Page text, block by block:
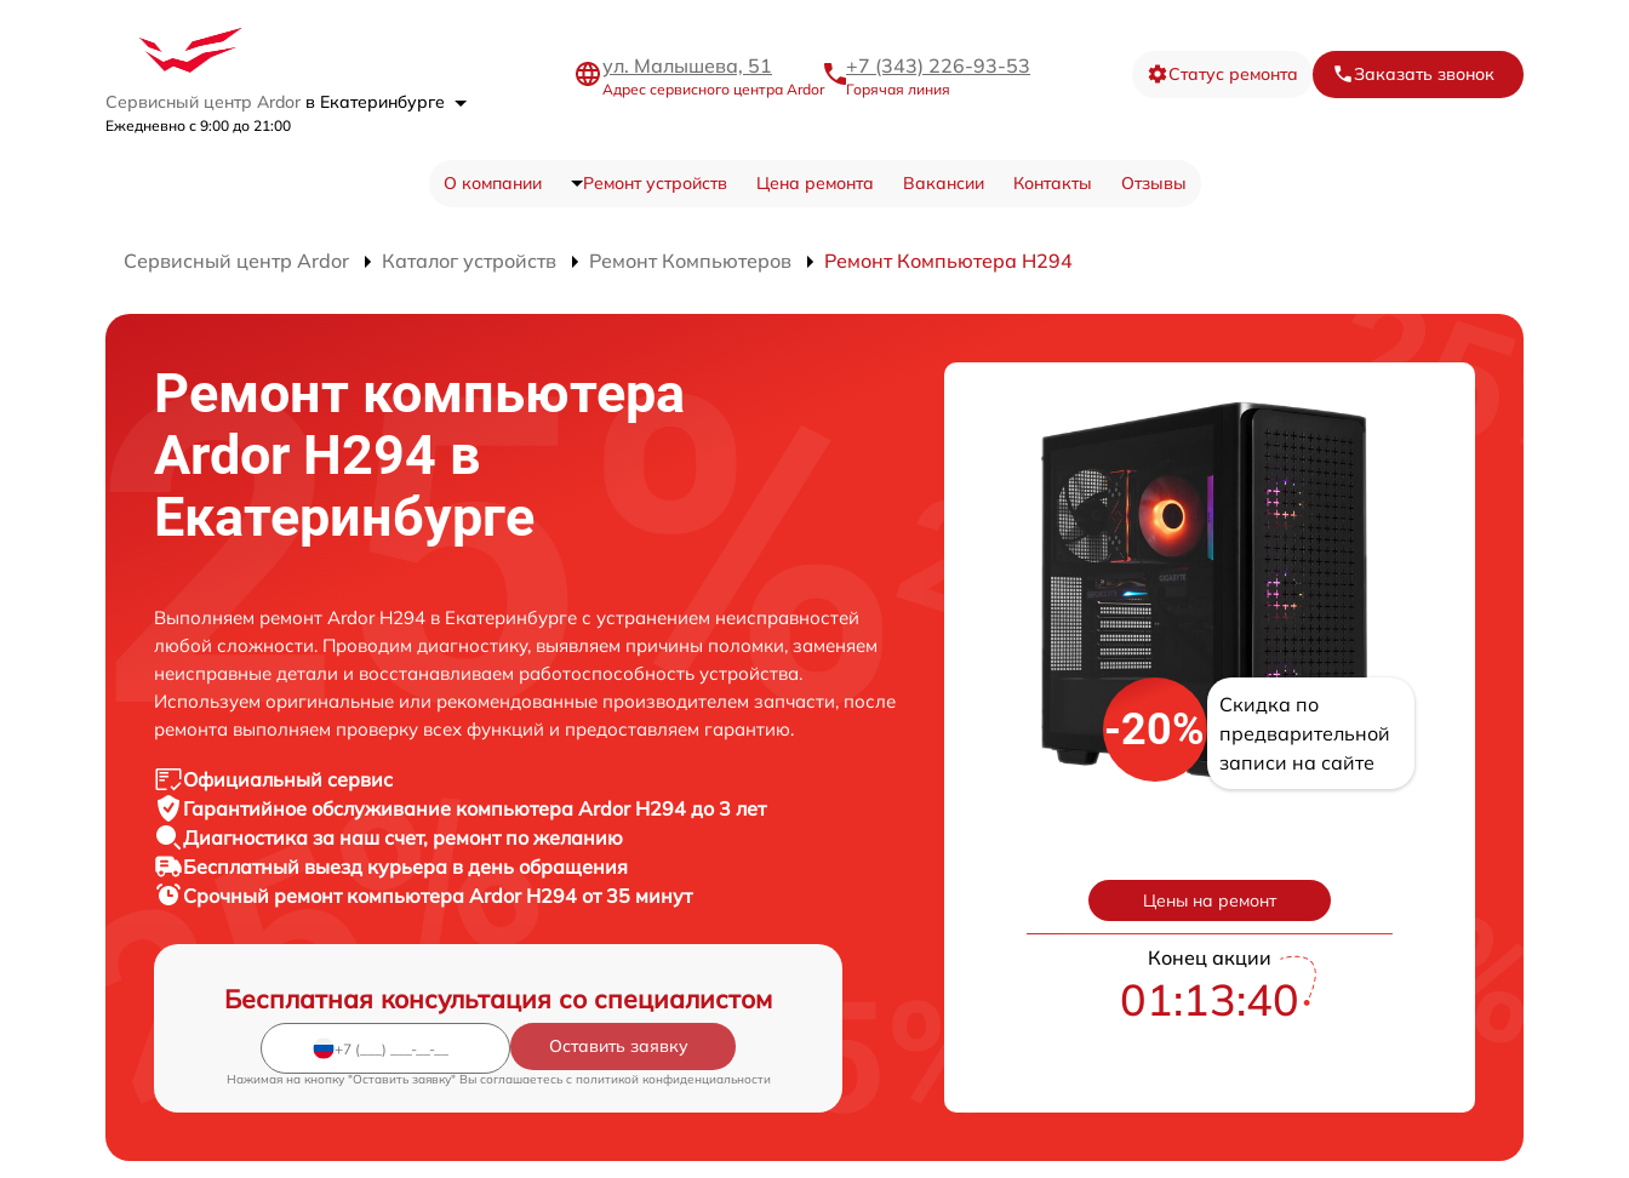
Сервисный центр Ardor в Екатеринбурге
Ежедневно с 9:00 до 21:00
ул. Малышева, 51
Адрес сервисного центра Ardor
+7 (343) 226-93-53
Горячая линия
Статус ремонта Заказать звонок
О компании Ремонт устройств Цена ремонта Вакансии Контакты Отзывы
Сервисный центр Ardor Каталог устройств Ремонт Компьютеров Ремонт Компьютера H294
Ремонт компьютера
Ardor H294 в
Екатеринбурге
Выполняем ремонт Ardor H294 в Екатеринбурге с устранением неисправностей
любой сложности. Проводим диагностику, выявляем причины поломки, заменяем
неисправные детали и восстанавливаем работоспособность устройства.
Используем оригинальные или рекомендованные производителем запчасти, после
ремонта выполняем проверку всех функций и предоставляем гарантию.
Официальный сервис
Гарантийное обслуживание компьютера Ardor H294 до 3 лет
Диагностика за наш счет, ремонт по желанию
Бесплатный выезд курьера в день обращения
Срочный ремонт компьютера Ardor H294 от 35 минут
Бесплатная консультация со специалистом
Оставить заявку
Нажимая на кнопку "Оставить заявку" Вы соглашаетесь c политикой конфиденциальности
-20%
Скидка по
предварительной
записи на сайте
Цены на ремонт
Конец акции
01:13:39